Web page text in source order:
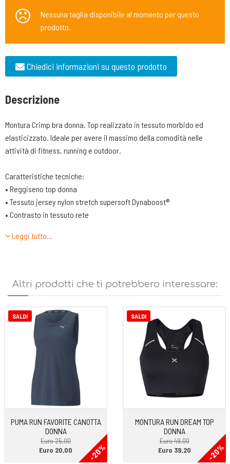
Nessuna taglia disponibile al momento per questo
prodotto.
Chiedici informazioni su questo prodotto
Descrizione
Montura Crimp bra donna. Top realizzato in tessuto morbido ed
elasticizzato. Ideale per avere il massimo della comodità nelle
attività di fitness, running e outdoor.
Caratteristiche tecniche:
• Reggiseno top donna
• Tessuto jersey nylon stretch supersoft Dynaboost®
• Contrasto in tessuto rete
libero
Leggi tutto…
Altri prodotti che ti potrebbero interessare:
SALDI
PUMA RUN FAVORITE CANOTTA
DONNA
Euro 25,00
-20%
Euro 20,00
SALDI
MONTURA RUN DREAM TOP
DONNA
Euro 49,00
-20%
Euro 39,20